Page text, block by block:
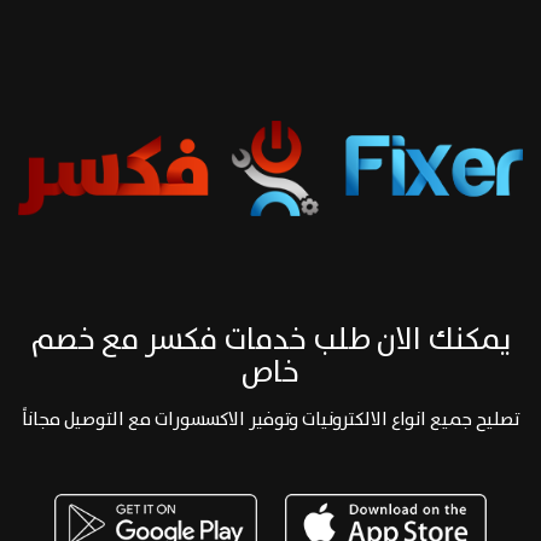
يمكنك الان طلب خدمات فكسر مع خصم
خاص
تصليح جميع انواع الالكترونيات وتوفير الاكسسورات مع التوصيل مجاناً